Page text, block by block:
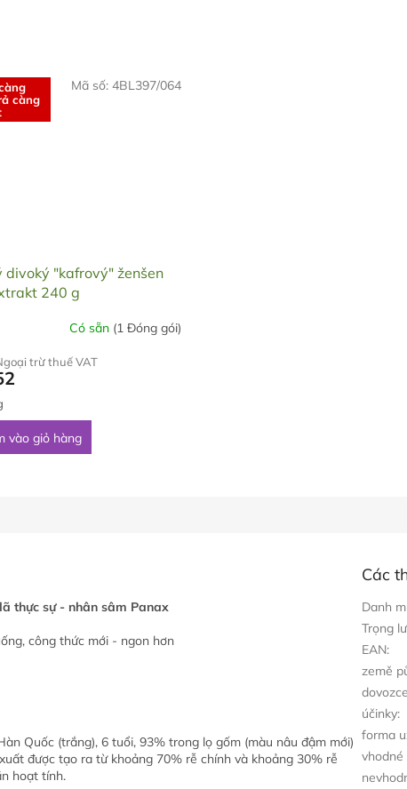
càng
divoký "kafrový" ženšen
240 g
Có sẵn (1 Đóng gói)
trừ thuế VAT
vào giỏ hàng
Mã số: 4BL397/064
thực sự - nhân sâm Panax
công thức mới - ngon hơn
Quốc (trắng), 6 tuổi, 93% trong lọ gốm (màu nâu đậm mới)
được tạo ra từ khoảng 70% rễ chính và khoảng 30% rễ
hoạt tính.
Các
Danh
Trọng
EAN:
země
dovozce
účinky:
forma
vhodné